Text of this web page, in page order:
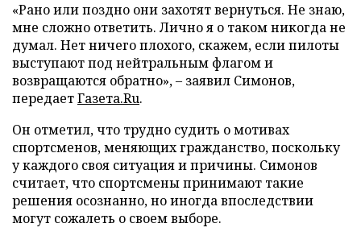
«Рано или поздно они захотят вернуться. Не знаю,
мне сложно ответить. Лично я о таком никогда не
думал. Нет ничего плохого, скажем, если пилоты
выступают под нейтральным флагом и
возвращаются обратно», – заявил Симонов,
передаетГазета.Ru.
Он отметил, что трудно судить о мотивах
спортсменов, меняющих гражданство, поскольку
у каждого своя ситуация и причины. Симонов
считает, что спортсмены принимают такие
решения осознанно, но иногда впоследствии
могут сожалеть о своем выборе.